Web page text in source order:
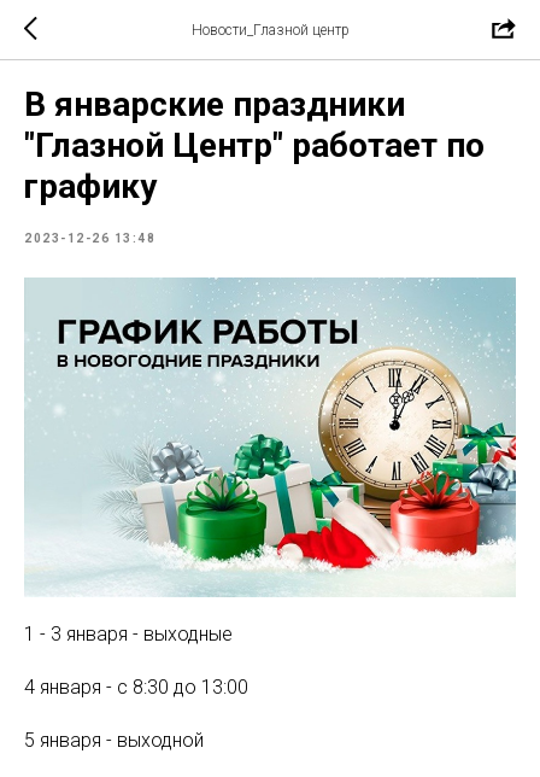
Новости_Глазной центр
В январские праздники
"Глазной Центр" работает по
графику
2023-12-26 13:48
1 - 3 января - выходные
4 января - с 8:30 до 13:00
5 января - выходной